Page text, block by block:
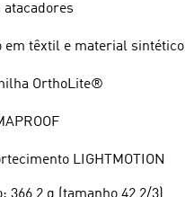
atacadores
em têxtil e material sintético
OrthoLite®
LIGHTMOTION